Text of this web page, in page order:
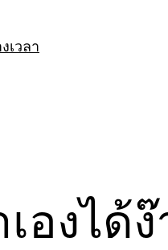
เวลา
องได้ง๊